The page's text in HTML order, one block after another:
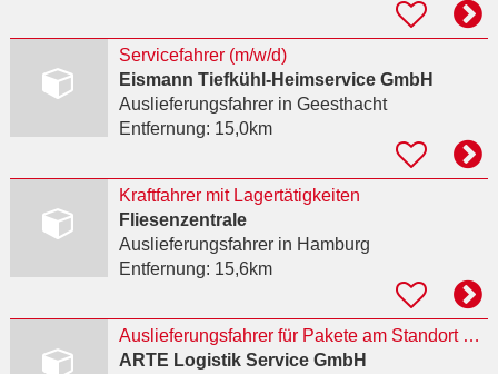
Servicefahrer (m/w/d)
Eismann Tiefkühl-Heimservice GmbH
Auslieferungsfahrerin Geesthacht
Entfernung: 15,0km
Kraftfahrer mit Lagertätigkeiten
Fliesenzentrale
Auslieferungsfahrerin Hamburg
Entfernung: 15,6km
Auslieferungsfahrer für Pakete am Standort Hamburg gesucht!
ARTE Logistik Service GmbH